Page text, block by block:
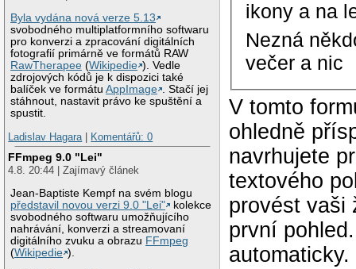
Byla vydána nová verze 5.13
svobodného multiplatformního softwaru
pro konverzi a zpracování digitálních
fotografií primárně ve formátů RAW
RawTherapee (Wikipedie ). Vedle
zdrojových kódů je k dispozici také
balíček ve formátuAppImage . Stačí jej
stáhnout, nastavit právo ke spuštění a
spustit.
Ladislav Hagara
Komentářů: 0
FFmpeg 9.0 "Lei"
4.8. 20:44 | Zajímavý článek
Jean-Baptiste Kempf na svém blogu
představil novou verzi 9.0 "Lei"
kolekce
svobodného softwaru umožňujícího
nahrávání, konverzi a streamovaní
digitálního zvuku a obrazu FFmpeg
(Wikipedie ).
ikony a na
Nezná
večer a nic
V tomto
ohledně
navrhujete
textového
provést vaši
první
automaticky.